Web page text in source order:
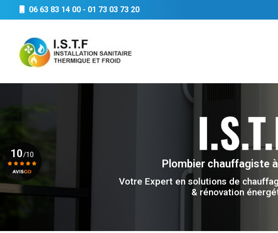
principal
06 63 83 14 00- 01 73 03 73 20
Plombier chauffagiste
Votre Expert en solutions de
& rénovation
10/10
Voir le certificat